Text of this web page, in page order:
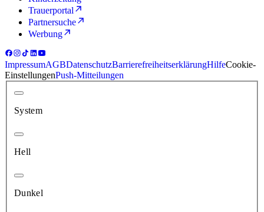
Trauerportal
Partnersuche
Werbung
ImpressumAGBDatenschutzBarrierefreiheitserklärungHilfeCookie-
EinstellungenPush-Mitteilungen
System
Hell
Dunkel